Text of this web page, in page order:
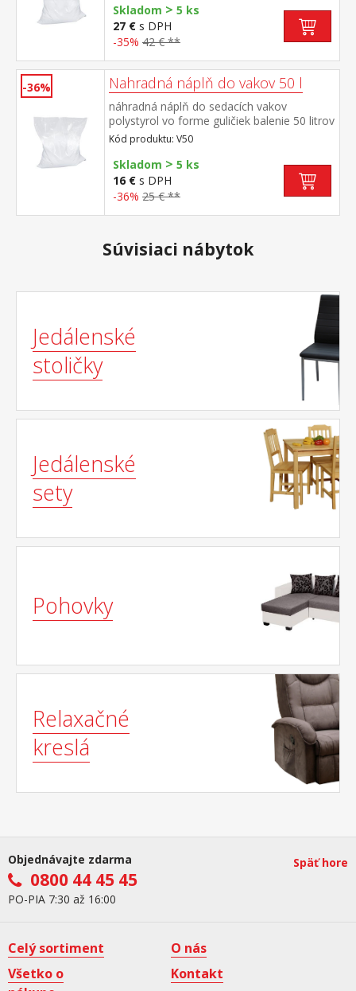
Skladom > 5 ks
27 € s DPH
-35% 42 € **
-36% Nahradná náplň do vakov 50 l
náhradná náplň do sedacích vakov
polystyrol vo forme guličiek balenie 50 litrov
Kód produktu: V50
Skladom > 5 ks
16 € s DPH
-36% 25 € **
Súvisiaci nábytok
Jedálenské
stoličky
Jedálenské
sety
Pohovky
Relaxačné
kreslá
Objednávajte zdarma
0800 44 45 45
PO-PIA 7:30 až 16:00
Späť hore
Celý sortiment
O nás
Všetko o
Kontakt